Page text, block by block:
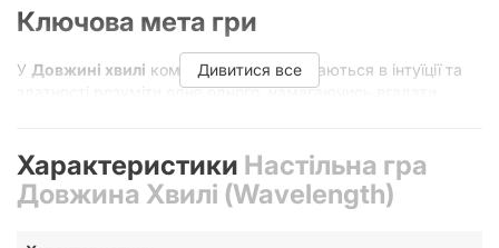
Ключова мета гри
У Довжині хвилі команди гравців змагаються в інтуїції та
здатності розуміти одне одного, намагаючись вгадати
ведучого, який вміло підбирає асоціації між протилежними
поняттями.
Як грати
Дивитися все
Характеристики Настільна гра
Довжина Хвилі (Wavelength)